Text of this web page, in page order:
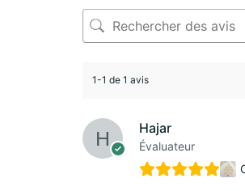
1-1 de 1 avis
Hajar
Évaluateur